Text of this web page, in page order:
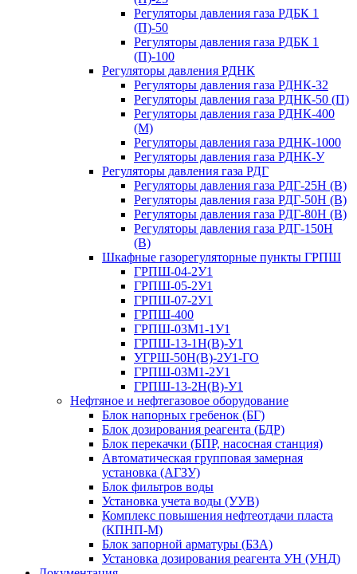
Регуляторы давления газа РДБК 1
(П)-50
Регуляторы давления газа РДБК 1
(П)-100
Регуляторы давления РДНК
Регуляторы давления газа РДНК-32
Регуляторы давления газа РДНК-50 (П)
Регуляторы давления газа РДНК-400
(М)
Регуляторы давления газа РДНК-1000
Регуляторы давления газа РДНК-У
Регуляторы давления газа РДГ
Регуляторы давления газа РДГ-25Н (В)
Регуляторы давления газа РДГ-50Н (В)
Регуляторы давления газа РДГ-80Н (В)
Регуляторы давления газа РДГ-150Н
(В)
Шкафные газорегуляторные пункты ГРПШ
ГРПШ-04-2У1
ГРПШ-05-2У1
ГРПШ-07-2У1
ГРПШ-400
ГРПШ-03М1-1У1
ГРПШ-13-1Н(В)-У1
УГРШ-50Н(В)-2У1-ГО
ГРПШ-03М1-2У1
ГРПШ-13-2Н(В)-У1
Нефтяное и нефтегазовое оборудование
Блок напорных гребенок (БГ)
Блок дозирования реагента (БДР)
Блок перекачки (БПР, насосная станция)
Автоматическая групповая замерная
установка (АГЗУ)
Блок фильтров воды
Установка учета воды (УУВ)
Комплекс повышения нефтеотдачи пласта
(КПНП-М)
Блок запорной арматуры (БЗА)
Установка дозирования реагента УН (УНД)